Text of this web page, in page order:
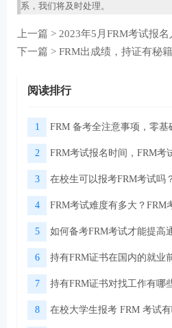
系，我们将及时处理。
上一篇 > 2023年5月FRM考试报名
下一篇 > FRM出成绩，持证有秘籍
阅读排行
1 FRM 备考全注意事项，零
2 FRM考试报名时间，FRM考
3 在校生可以报考FRM考试吗
4 FRM考试难度有多大？FRM
5 如何备考FRM考试才能提高
6 持有FRM证书在国内的就业
7 持有FRM证书对找工作有哪
8 在校大学生报考 FRM 考试